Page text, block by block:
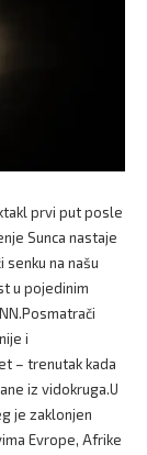
prvi put posle
Sunca nastaje
senku na našu
u pojedinim
i
– trenutak kada
iz vidokruga.U
je zaklonjen
Evrope, Afrike